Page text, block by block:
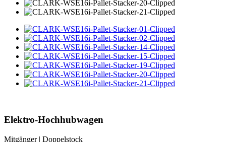
Elektro-Hochhubwagen
Mitgänger | Doppelstock